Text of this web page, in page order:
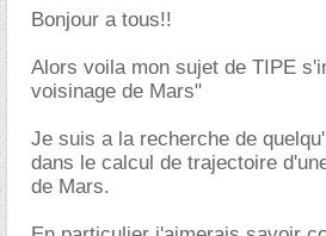
Bonjour a tous!!
Alors voila mon sujet de TIPE
voisinage de Mars"
Je suis a la recherche de
dans le calcul de trajectoire
de Mars.